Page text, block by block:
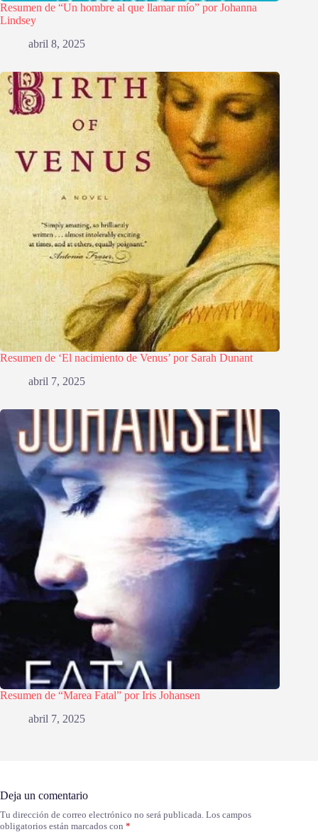
Resumen de “Un hombre al que llamar mío” por Johanna
Lindsey
abril 8, 2025
Resumen de ‘El nacimiento de Venus’ por Sarah Dunant
abril 7, 2025
Resumen de “Marea Fatal” por Iris Johansen
abril 7, 2025
Deja un comentario
Tu dirección de correo electrónico no será publicada. Los campos
obligatorios están marcados con *